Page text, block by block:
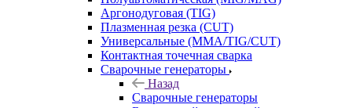
Аргонодуговая (TIG)
Плазменная резка (CUT)
Универсальные (MMA/TIG/CUT)
Контактная точечная сварка
Сварочные генераторы
Назад
Сварочные генераторы